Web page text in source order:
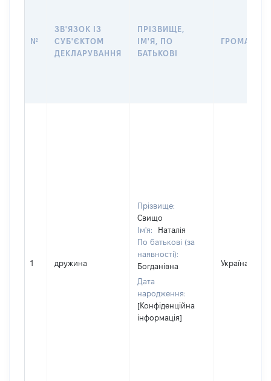
№
ЗВ'ЯЗОК ІЗ
СУБ'ЄКТОМ
ДЕКЛАРУВАННЯ
ПРІЗВИЩЕ,
ІМ'Я, ПО
БАТЬКОВІ
1 дружина
Прізвище:
Свищо
Ім'я:
Наталія
По батькові (за
наявності):
Богданівна
Дата
народження:
[Конфіденційна
інформація]
Україна